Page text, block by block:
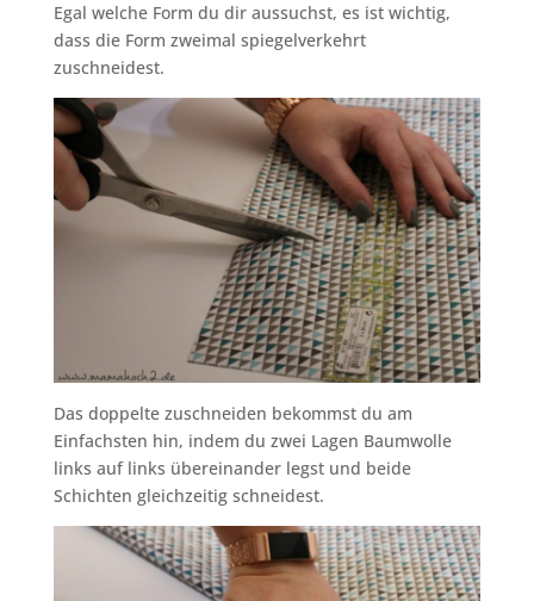
Egal welche Form du dir aussuchst, es ist wichtig,
dass die Form zweimal spiegelverkehrt
zuschneidest.
Das doppelte zuschneiden bekommst du am
Einfachsten hin, indem du zwei Lagen Baumwolle
links auf links übereinander legst und beide
Schichten gleichzeitig schneidest.